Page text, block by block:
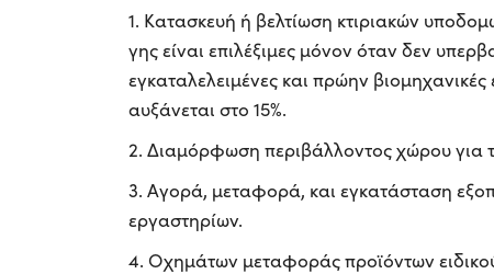
1. Κατασκευή ή βελτίωση κτιριακών
γης είναι επιλέξιμες μόνον όταν δεν
εγκαταλελειμένες και πρώην
αυξάνεται στο 15%.
2. Διαμόρφωση περιβάλλοντος χώρου για
3. Αγορά, μεταφορά, και εγκατάσταση
εργαστηρίων.
4. Οχημάτων μεταφοράς προϊόντων